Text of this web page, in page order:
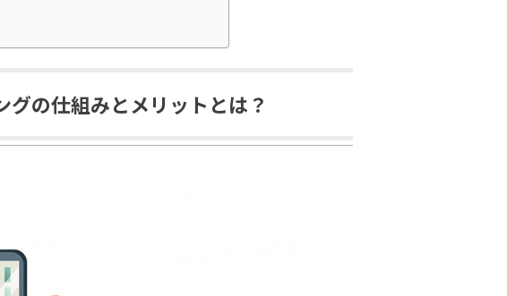
グの仕組みとメリットとは？